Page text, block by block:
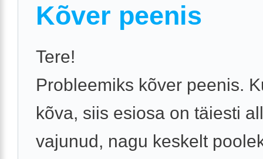
Kõver peenis
Tere!
Probleemiks kõver peenis.
kõva, siis esiosa on täiesti
vajunud, nagu keskelt